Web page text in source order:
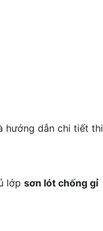
hướng dẫn chi tiết thi
lớp sơn lót chống gỉ